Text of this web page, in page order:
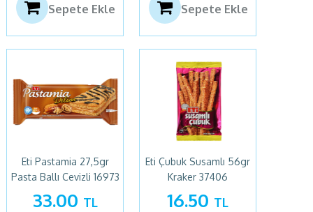
Sepete Ekle Sepete Ekle
Eti Pastamia 27,5gr
Pasta Ballı Cevizli 16973
33.00 TL
Eti Çubuk Susamlı 56gr
Kraker 37406
16.50 TL